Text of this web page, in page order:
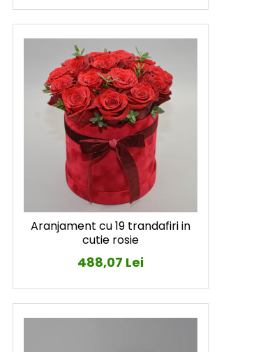
Aranjament cu 19 trandafiri in
cutie rosie
488,07 Lei